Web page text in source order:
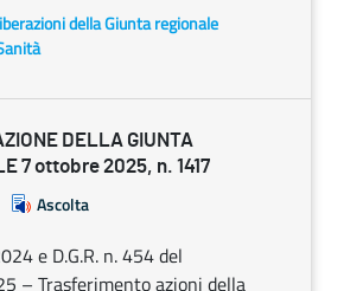
della Giunta regionale
DELLA GIUNTA
7 ottobre 2025, n. 1417
Ascolta
e D.G.R. n. 454 del
– Trasferimento azioni della